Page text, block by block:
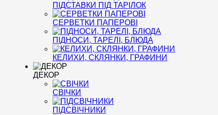
ПІДСТАВКИ ПІД ТАРІЛОК
СЕРВЕТКИ ПАПЕРОВІ
ПІДНОСИ, ТАРЕЛІ, БЛЮДА
КЕЛИХИ, СКЛЯНКИ, ГРАФИНИ
ДЕКОР
СВІЧКИ
ПІДСВІЧНИКИ